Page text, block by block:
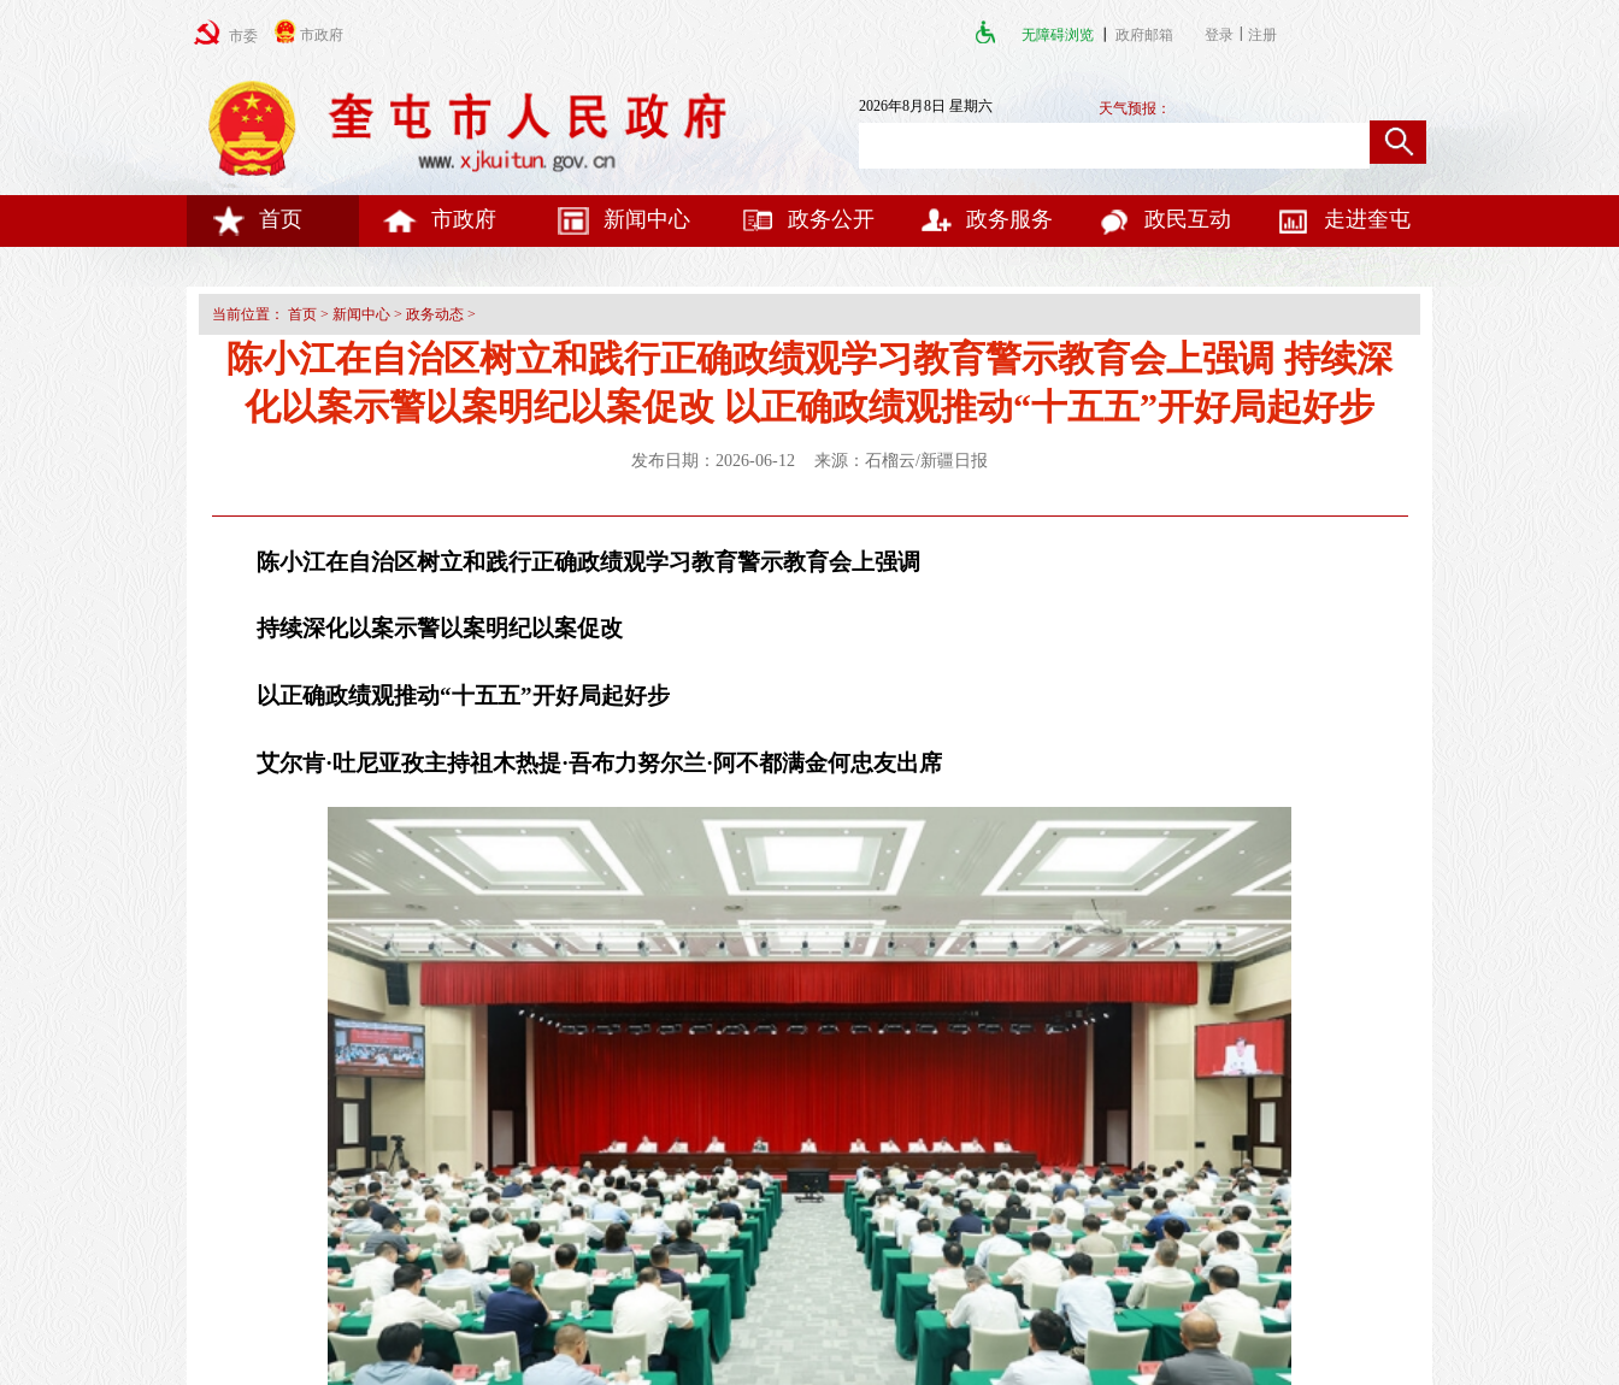
市委 市政府 无障碍浏览 政府邮箱 登录 注册
2026年8月8日 星期六 天气预报：
首页 市政府 新闻中心 政务公开 政务服务 政民互动 走进奎屯
当前位置： 首页 > 新闻中心 > 政务动态 >
陈小江在自治区树立和践行正确政绩观学习教育警示教育会上强调 持续深
化以案示警以案明纪以案促改 以正确政绩观推动“十五五”开好局起好步
发布日期：2026-06-12 来源：石榴云/新疆日报
陈小江在自治区树立和践行正确政绩观学习教育警示教育会上强调
持续深化以案示警以案明纪以案促改
以正确政绩观推动“十五五”开好局起好步
艾尔肯·吐尼亚孜主持祖木热提·吾布力努尔兰·阿不都满金何忠友出席